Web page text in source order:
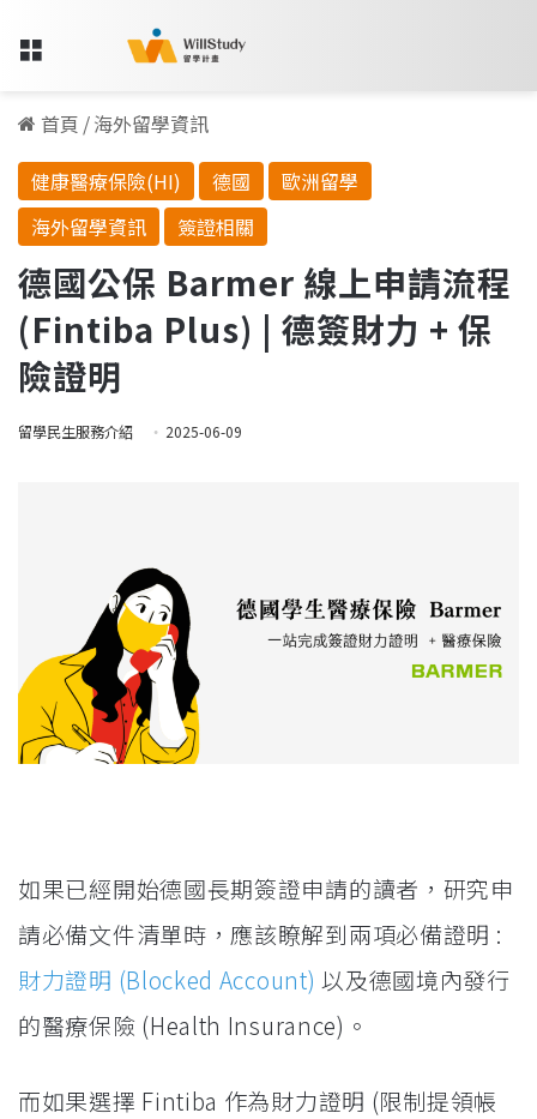
Menu
首頁 /海外留學資訊
健康醫療保險(HI)
德國
歐洲留學
海外留學資訊
簽證相關
德國公保 Barmer 線上申請流程
(Fintiba Plus) | 德簽財力 + 保
險證明
留學民生服務介紹 2025-06-09
如果已經開始德國長期簽證申請的讀者，研究申
請必備文件清單時，應該瞭解到兩項必備證明 :
財力證明 (Blocked Account) 以及德國境內發行
的醫療保險 (Health Insurance)。
而如果選擇 Fintiba 作為財力證明 (限制提領帳